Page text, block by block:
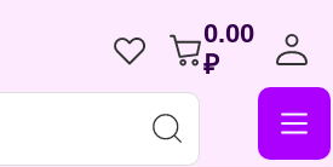
0.00
₽